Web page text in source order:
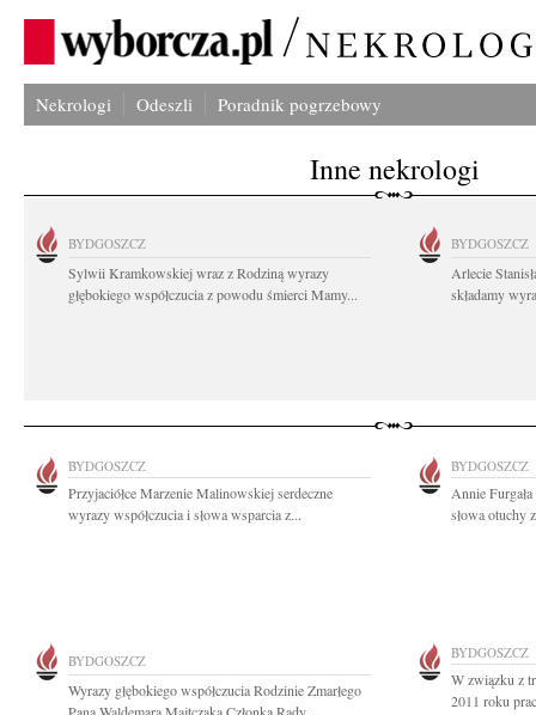
Nekrologi Odeszli Poradnik pogrzebowy
Inne nekrologi
BYDGOSZCZ
Sylwii Kramkowskiej wraz z Rodziną wyrazy
głębokiego współczucia z powodu śmierci Mamy...
BYDGOSZCZ
Arlecie
składamy
BYDGOSZCZ
Przyjaciółce Marzenie Malinowskiej serdeczne
wyrazy współczucia i słowa wsparcia z...
BYDGOSZCZ
Annie
słowa otuchy
BYDGOSZCZ
Wyrazy głębokiego współczucia Rodzinie Zmarłego
BYDGOSZCZ
W związku z
2011 roku